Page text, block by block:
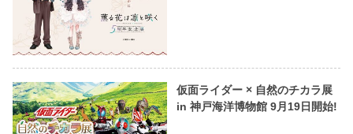
仮面ライダー × 自然のチカラ展
in 神戸海洋博物館 9月19日開始!